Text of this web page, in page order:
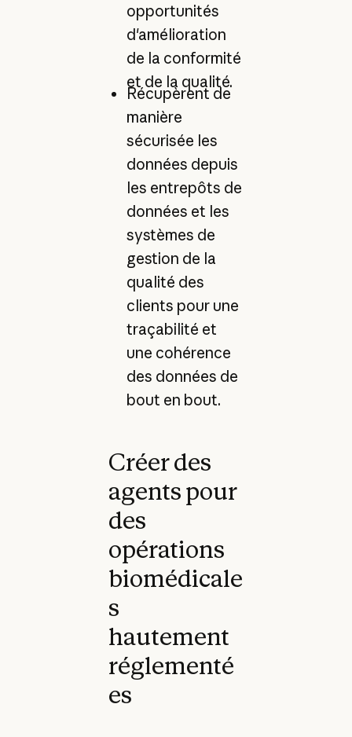
opportunités
d'amélioration
de la conformité
et de la qualité.
Récupèrent de
manière
sécurisée les
données depuis
les entrepôts de
données et les
systèmes de
gestion de la
qualité des
clients pour une
traçabilité et
une cohérence
des données de
bout en bout.
Créer des
agents pour
des
opérations
biomédicale
s
hautement
réglementé
es